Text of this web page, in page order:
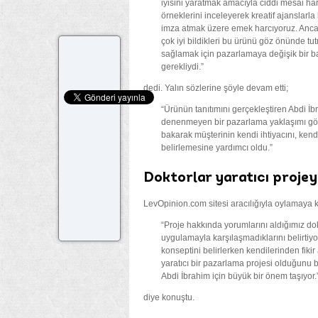
iyisini yaratmak amacıyla ciddi mesai
örneklerini inceleyerek kreatif ajanslarla
imza atmak üzere emek harcıyoruz.
çok iyi bildikleri bu ürünü göz önünde
sağlamak için pazarlamaya değişik bir
gerekliydi.”
dedi. Yalın sözlerine şöyle devam etti;
“Ürünün tanıtımını gerçekleştiren
denenmeyen bir pazarlama yaklaşımı
bakarak müşterinin kendi ihtiyacını,
belirlemesine yardımcı oldu.”
Doktorlar yaratıcı
LevOpinion.com sitesi aracılığıyla oylamaya
“Proje hakkında yorumlarını aldığımız
uygulamayla karşılaşmadıklarını
konseptini belirlerken kendilerinden fikir
yaratıcı bir pazarlama projesi olduğunu
Abdi İbrahim için büyük bir önem
diye konuştu.